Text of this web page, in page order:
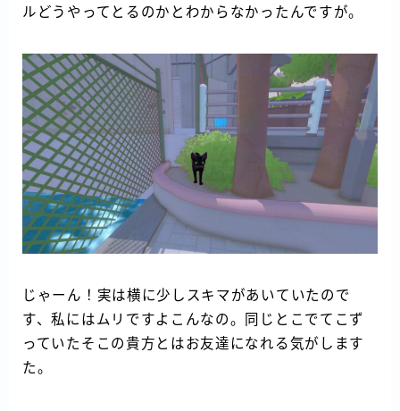
ルどうやってとるのかとわからなかったんですが。
じゃーん！実は横に少しスキマがあいていたので
す、私にはムリですよこんなの。同じとこでてこず
っていたそこの貴方とはお友達になれる気がします
た。